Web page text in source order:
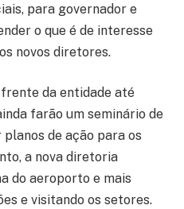
para governador e
o que é de interesse
novos diretores.
da entidade até
farão um seminário de
de ação para os
a nova diretoria
do aeroporto e mais
e visitando os setores.